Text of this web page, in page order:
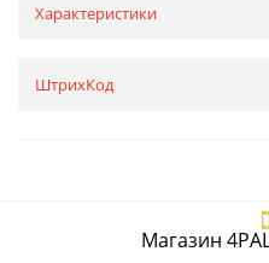
Характеристики
ШтрихКод
Магазин